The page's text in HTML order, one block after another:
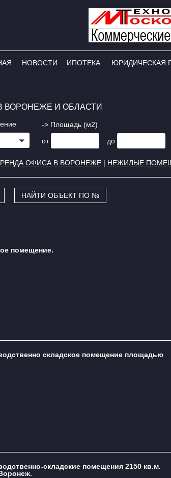
НОВОСТИ ИПОТЕКА ЮРИДИЧЕСКАЯ
ВОРОНЕЖЕ И ОБЛАСТИ
-> Площадь (м2)
от
до
ОФИСА В ВОРОНЕЖЕ | НЕЖИЛЫЕ
НАЙТИ ОБЪЕКТ ПО №
помещение.
складское помещение площадью
складские помещения 2150 кв.м.